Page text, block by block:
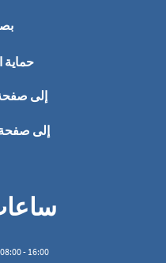
حماية
إلى
إلى
08:00- 16:00